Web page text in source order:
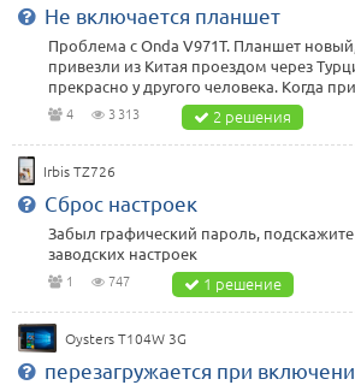
Не включается планшет
Проблема с Onda V971T. Планшет
привезли из Китая проездом через
прекрасно у другого человека. Когда
4 3 313 2 решения
Irbis TZ726
Сброс настроек
Забыл графический пароль, подскажите
заводских настроек
1 747 1 решение
Оуsters T104W 3G
перезагружается при